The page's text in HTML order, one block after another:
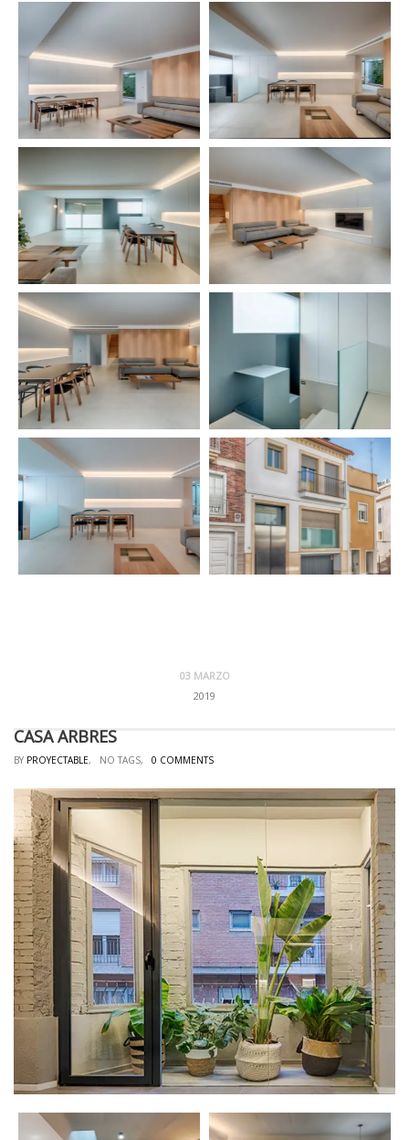
03 MARZO
2019
CASA ARBRES
BY PROYECTABLE, NO TAGS, 0 COMMENTS